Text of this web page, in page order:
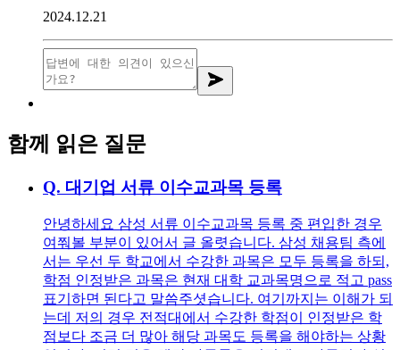
2024.12.21
함께 읽은 질문
Q. 대기업 서류 이수교과목 등록
안녕하세요 삼성 서류 이수교과목 등록 중 편입한 경우
여쭤볼 부분이 있어서 글 올렷습니다. 삼성 채용팀 측에
서는 우선 두 학교에서 수강한 과목은 모두 등록을 하되,
학점 인정받은 과목은 현재 대학 교과목명으로 적고 pass
표기하면 된다고 말씀주셧습니다. 여기까지는 이해가 되
는데 저의 경우 전적대에서 수강한 학점이 인정받은 학
점보다 조금 더 많아 해당 과목도 등록을 해야하는 상황